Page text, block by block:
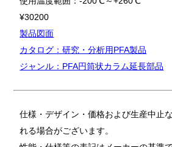
¥30200
製品図面
カタログ：研究・分析用PFA製品
ジャンル：PFA円筒状カラム延長部品
仕様・デザイン・価格および生産中止
れる場合がございます。